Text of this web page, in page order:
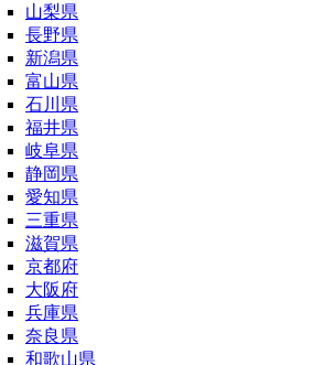
山梨県
長野県
新潟県
富山県
石川県
福井県
岐阜県
静岡県
愛知県
三重県
滋賀県
京都府
大阪府
兵庫県
奈良県
和歌山県